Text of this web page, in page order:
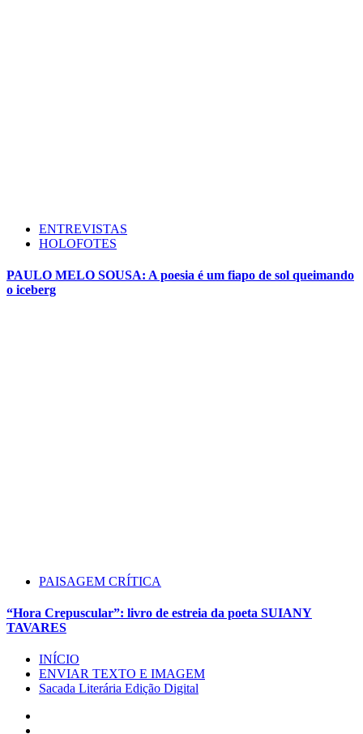
ENTREVISTAS
HOLOFOTES
PAULO MELO SOUSA: A poesia é um fiapo de sol queimando
o iceberg
PAISAGEM CRÍTICA
“Hora Crepuscular”: livro de estreia da poeta SUIANY
TAVARES
INÍCIO
ENVIAR TEXTO E IMAGEM
Sacada Literária Edição Digital